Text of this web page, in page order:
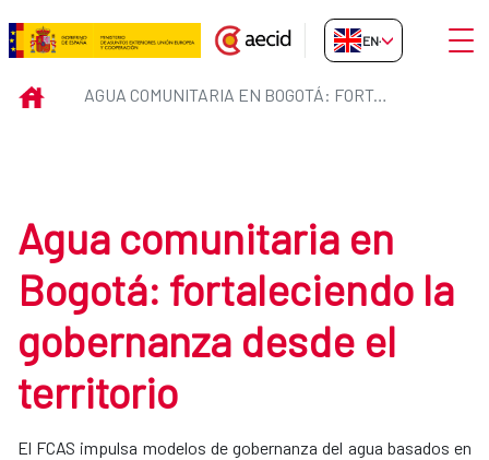
Skip to Main Content
Agua comunitaria en Bogotá:
EN-GB
INICIO AGUA COMUNITARIA EN BOGOTÁ: FORTALECIENDO LA GOBERNANZA DESDE EL TERRITORIO
Agua comunitaria en
Bogotá: fortaleciendo la
gobernanza desde el
territorio
El FCAS impulsa modelos de gobernanza del agua basados en